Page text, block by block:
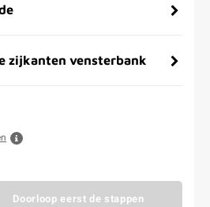
zijkanten vensterbank
Doorloop eerst de stappen